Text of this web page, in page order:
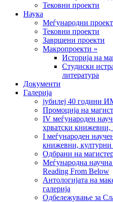
Тековни проекти
Наука
Меѓународни
Тековни проекти
Завршени проекти
Макропроекти »
Историја на
Студиски
литература
Документи
Галерија
јубилеј 40 години
Промоција на
IV меѓународен
хрватски книжевни,
I меѓународен
книжевни, културни
Одбрани на
Меѓународна
Reading From Below
Антологијата на
галерија
Одбележување за